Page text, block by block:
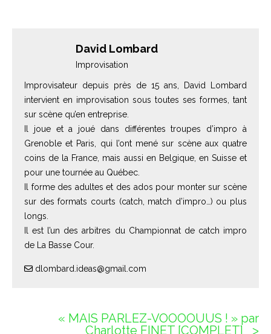
David Lombard
Improvisation
Improvisateur depuis près de 15 ans, David Lombard
intervient en improvisation sous toutes ses formes, tant
sur scène qu’en entreprise.
Il joue et a joué dans différentes troupes d’impro à
Grenoble et Paris, qui l’ont mené sur scène aux quatre
coins de la France, mais aussi en Belgique, en Suisse et
pour une tournée au Québec.
Il forme des adultes et des ados pour monter sur scène
sur des formats courts (catch, match d’impro…) ou plus
longs.
Il est l’un des arbitres du Championnat de catch impro
de La Basse Cour.
dlombard.ideas@gmail.com
« MAIS PARLEZ-VOOOOUUS ! » par
Charlotte FINET [COMPLET]
ᐳ